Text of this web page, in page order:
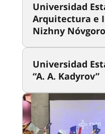
Universidad
Arquitectura e
Nizhny
Universidad
“A. A. Kadyrov”